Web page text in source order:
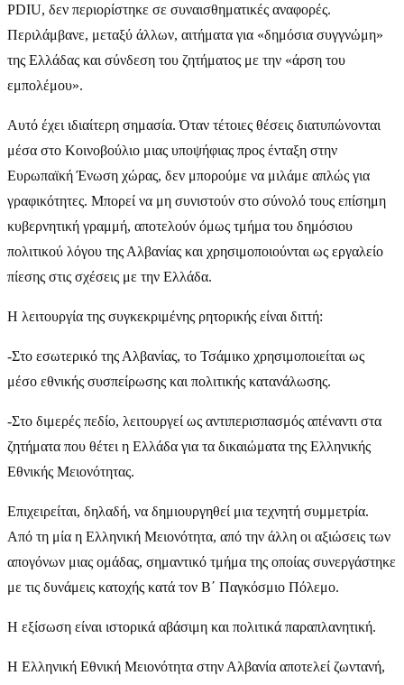
PDIU, δεν περιορίστηκε σε συναισθηματικές αναφορές.
Περιλάμβανε, μεταξύ άλλων, αιτήματα για «δημόσια συγγνώμη»
της Ελλάδας και σύνδεση του ζητήματος με την «άρση του
εμπολέμου».
Αυτό έχει ιδιαίτερη σημασία. Όταν τέτοιες θέσεις διατυπώνονται
μέσα στο Κοινοβούλιο μιας υποψήφιας προς ένταξη στην
Ευρωπαϊκή Ένωση χώρας, δεν μπορούμε να μιλάμε απλώς για
γραφικότητες. Μπορεί να μη συνιστούν στο σύνολό τους επίσημη
κυβερνητική γραμμή, αποτελούν όμως τμήμα του δημόσιου
πολιτικού λόγου της Αλβανίας και χρησιμοποιούνται ως εργαλείο
πίεσης στις σχέσεις με την Ελλάδα.
Η λειτουργία της συγκεκριμένης ρητορικής είναι διττή:
-Στο εσωτερικό της Αλβανίας, το Τσάμικο χρησιμοποιείται ως
μέσο εθνικής συσπείρωσης και πολιτικής κατανάλωσης.
-Στο διμερές πεδίο, λειτουργεί ως αντιπερισπασμός απέναντι στα
ζητήματα που θέτει η Ελλάδα για τα δικαιώματα της Ελληνικής
Εθνικής Μειονότητας.
Επιχειρείται, δηλαδή, να δημιουργηθεί μια τεχνητή συμμετρία.
Aπό τη μία η Ελληνική Μειονότητα, από την άλλη οι αξιώσεις των
απογόνων μιας ομάδας, σημαντικό τμήμα της οποίας συνεργάστηκε
με τις δυνάμεις κατοχής κατά τον Β΄ Παγκόσμιο Πόλεμο.
Η εξίσωση είναι ιστορικά αβάσιμη και πολιτικά παραπλανητική.
Η Ελληνική Εθνική Μειονότητα στην Αλβανία αποτελεί ζωντανή,